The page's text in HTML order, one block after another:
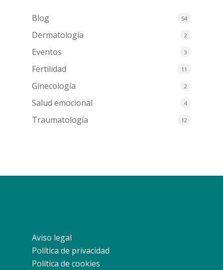
Blog 54
Dermatología 2
Eventos 3
Fertilidad 11
Ginecología 2
Salud emocional 4
Traumatología 12
Aviso legal
Política de privacidad
Política de cookies